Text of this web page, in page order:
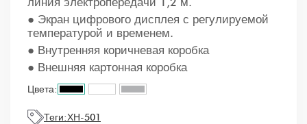
● Экран цифрового дисплея с регулируемой
температурой и временем.
● Внутренняя коричневая коробка
● Внешняя картонная коробка
Цвета:
Теги:ХН-501